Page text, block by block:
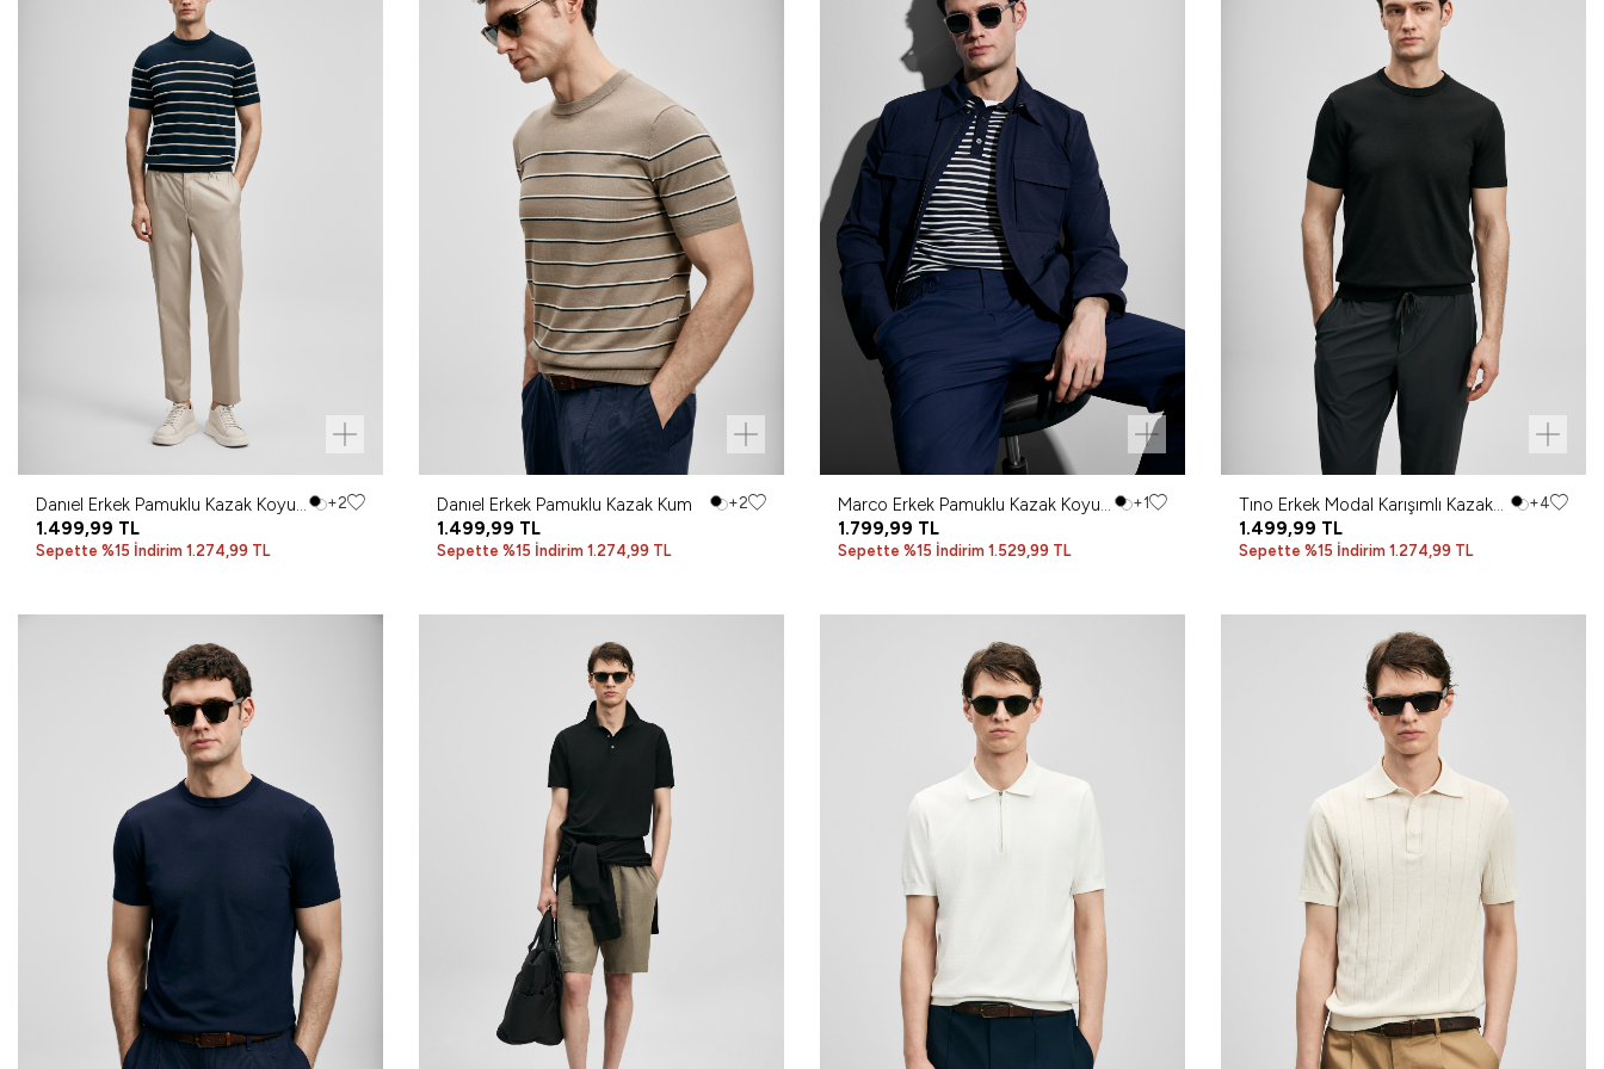
Danıel Erkek Pamuklu Kazak Koyu
Lacivert
+2
1.499,99 TL
Sepette %15 İndirim 1.274,99 TL
Danıel Erkek Pamuklu Kazak Kum +2
1.499,99 TL
Sepette %15 İndirim 1.274,99 TL
Marco Erkek Pamuklu Kazak Koyu
Lacivert
+1
1.799,99 TL
Sepette %15 İndirim 1.529,99 TL
Tıno Erkek Modal Karışımlı Kazak
Siyah
+4
1.499,99 TL
Sepette %15 İndirim 1.274,99 TL